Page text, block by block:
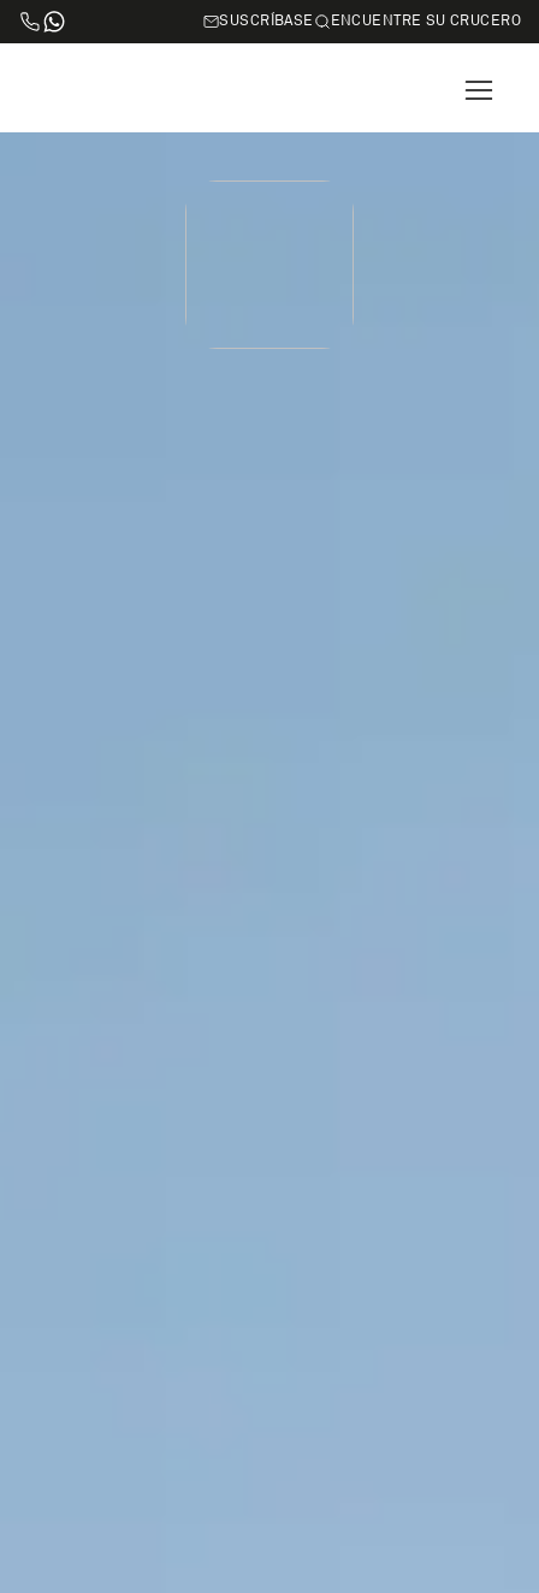
SUSCRÍBASE ENCUENTRE SU CRUCERO